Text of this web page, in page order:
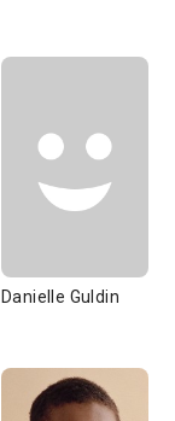
Danielle Guldin